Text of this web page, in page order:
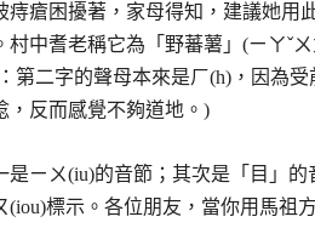
痔瘡困擾著，家母得知，建議她用
中耆老稱它為「野蕃薯」(ㄧㄚˇㄨ
第二字的聲母本來是ㄏ(h)，因為
，反而感覺不夠道地。)
ㄧㄨ(iu)的音節；其次是「目」的
標示。各位朋友，當你用馬祖